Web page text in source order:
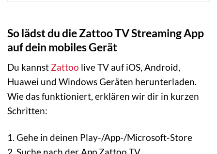
So lädst du die Zattoo TV Streaming App
auf dein mobiles Gerät
Du kannst Zattoo live TV auf iOS, Android,
Huawei und Windows Geräten herunterladen.
Wie das funktioniert, erklären wir dir in kurzen
Schritten:
1. Gehe in deinen Play-/App-/Microsoft-Store
2. Suche nach der App Zattoo TV